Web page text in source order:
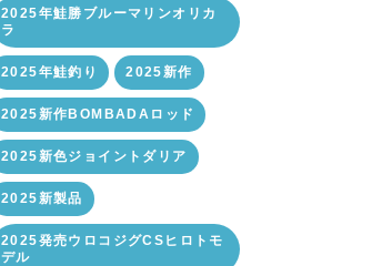
2025年鮭勝ブルーマリンオリカ
ラ
2025年鮭釣り 2025新作
2025新作BOMBADAロッド
2025新色ジョイントダリア
2025新製品
2025発売ウロコジグCSヒロトモ
デル